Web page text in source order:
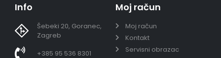
Info
Šebeki 20, Goranec,
Zagreb
+385 95 536 8301
Moj račun
Moj račun
Kontakt
Servisni obrazac